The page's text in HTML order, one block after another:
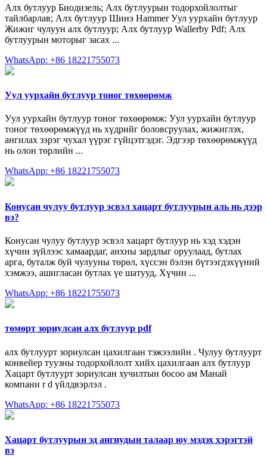
Алх бутлуур Биодизель; Алх бутлуурын тодорхойлолтыг
тайлбарлав; Алх бутлуур Шинэ Hammer Уул уурхайн бутлуур
Жижиг чулуун алх бутлуур; Алх бутлуур Wallerby Pdf; Алх
бутлуурын моторыг засах ...
WhatsApp: +86 18221755073
Уул уурхайн бутлуур тоног төхөөрөмж
Уул уурхайн бутлуур тоног төхөөрөмж: Уул уурхайн бутлуур
тоног төхөөрөмжүүд нь хүдрийг боловсруулах, жижиглэх,
ангилах зэрэг чухал үүрэг гүйцэтгэдэг. Эдгээр төхөөрөмжүүд
нь олон төрлийн ...
WhatsApp: +86 18221755073
Конусан чулуу бутлуур эсвэл хацарт бутлуурын аль нь дээр
вэ?
Конусан чулуу бутлуур эсвэл хацарт бутлуур нь хэд хэдэн
хүчин зүйлээс хамаардаг, анхны зардлыг оруулаад, бутлах
арга, буталж буй чулууны төрөл, хүссэн бэлэн бүтээгдэхүүний
хэмжээ, ашигласан бутлах үе шатууд, Хүчин ...
WhatsApp: +86 18221755073
төмөрт зориулсан алх бутлуур pdf
алх бутлуурт зориулсан цахилгаан тэжээлийн . Чулуу бутлуурт
конвейер туузны тодорхойлолт хийх цахилгаан алх бутлуур
Хацарт бутлуурт зориулсан хучилтын босоо ам Манай
компани r d үйлдвэрлэл .
WhatsApp: +86 18221755073
Хацарт бутлуурын эд ангиудын талаар юу мэдэх хэрэгтэй
вэ